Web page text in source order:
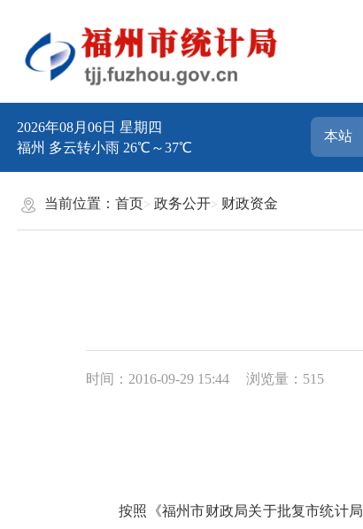
2026年08月06日 星期四
福州 多云转小雨 26℃～37℃
当前位置： 首页 政务公开 财政资金
时间：2016-09-29 15:44 浏览量：515
按照《福州市财政局关于批复市统计局